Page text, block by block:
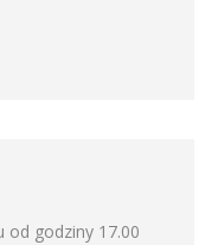
od godziny 17.00